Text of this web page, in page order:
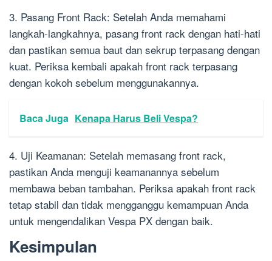
3. Pasang Front Rack: Setelah Anda memahami
langkah-langkahnya, pasang front rack dengan hati-hati
dan pastikan semua baut dan sekrup terpasang dengan
kuat. Periksa kembali apakah front rack terpasang
dengan kokoh sebelum menggunakannya.
Baca Juga Kenapa Harus Beli Vespa?
4. Uji Keamanan: Setelah memasang front rack,
pastikan Anda menguji keamanannya sebelum
membawa beban tambahan. Periksa apakah front rack
tetap stabil dan tidak mengganggu kemampuan Anda
untuk mengendalikan Vespa PX dengan baik.
Kesimpulan